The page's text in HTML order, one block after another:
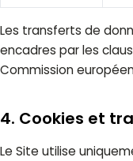
Les transferts de
encadres par les
Commission
4. Cookies et
Le Site utilise